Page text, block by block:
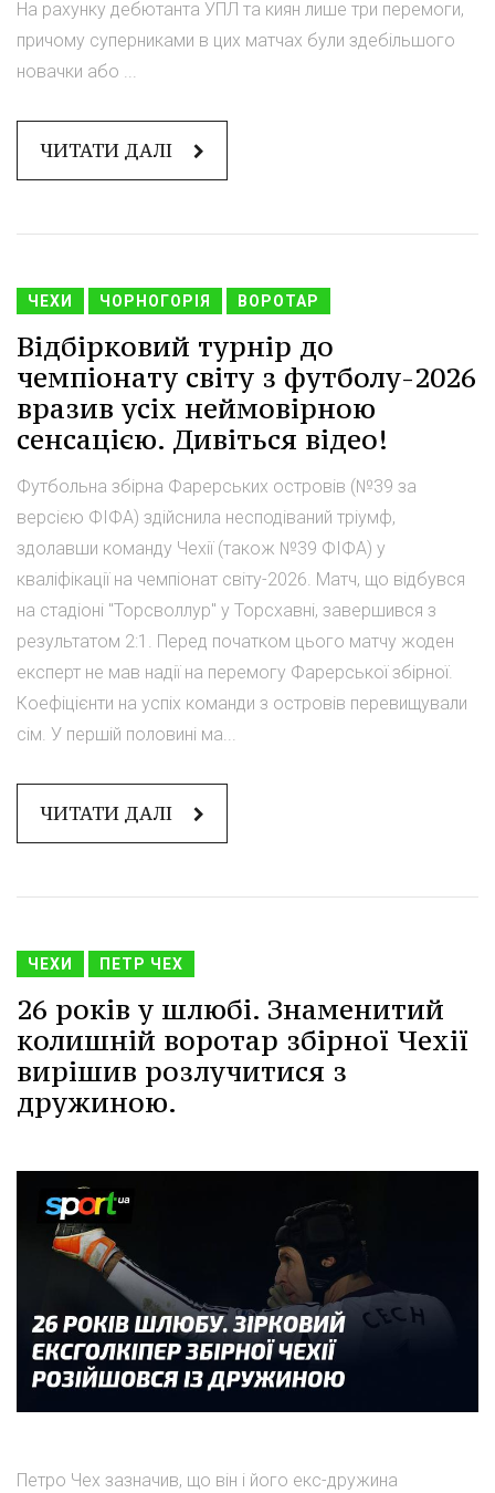
На рахунку дебютанта УПЛ та киян лише три перемоги,
причому суперниками в цих матчах були здебільшого
новачки або ...
ЧИТАТИ ДАЛІ
ЧЕХИ ЧОРНОГОРІЯ ВОРОТАР
Відбірковий турнір до
чемпіонату світу з футболу-2026
вразив усіх неймовірною
сенсацією. Дивіться відео!
Футбольна збірна Фарерських островів (№39 за
версією ФІФА) здійснила несподіваний тріумф,
здолавши команду Чехії (також №39 ФІФА) у
кваліфікації на чемпіонат світу-2026. Матч, що відбувся
на стадіоні "Торсволлур" у Торсхавні, завершився з
результатом 2:1. Перед початком цього матчу жоден
експерт не мав надії на перемогу Фарерської збірної.
Коефіцієнти на успіх команди з островів перевищували
сім. У першій половині ма...
ЧИТАТИ ДАЛІ
ЧЕХИ ПЕТР ЧЕХ
26 років у шлюбі. Знаменитий
колишній воротар збірної Чехії
вирішив розлучитися з
дружиною.
Петро Чех зазначив, що він і його екс-дружина